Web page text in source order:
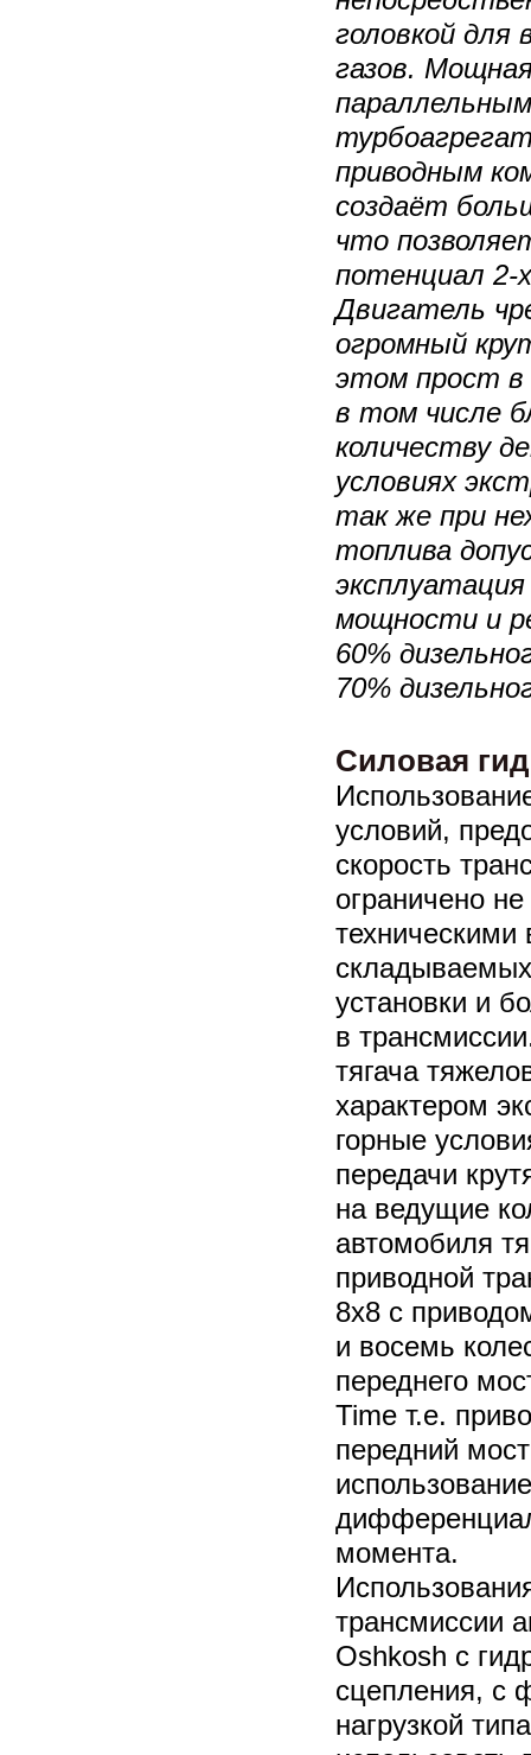
головкой для
газов.
приводным
создаёт
что
потенциал 2-
Двигатель
огромный
этом прост в
в том числе
количеству
условиях
так же при
топлива
мощности и
60%
70%
Силовая
условий,
скорость
ограничено
установки и
в
тягача
характером
горные
передачи
на ведущие
автомобиля
приводной
8х8 с
и восемь
переднего
Time т.е.
передний
момента.
трансмиссии
Oshkosh с
сцепления, с
нагрузкой